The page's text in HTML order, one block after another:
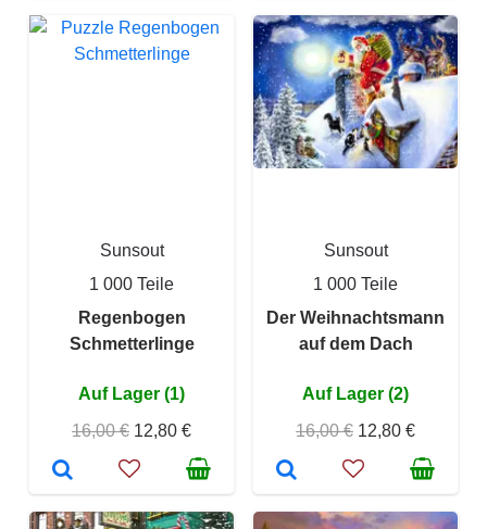
Sunsout
1 000 Teile
Regenbogen
Schmetterlinge
Auf Lager (1)
16,00 € 12,80 €
Sunsout
1 000 Teile
Der Weihnachtsmann
auf dem Dach
Auf Lager (2)
16,00 € 12,80 €